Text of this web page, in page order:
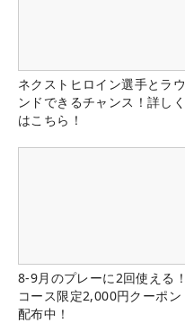
ネクストヒロイン選手とラウ
ンドできるチャンス！詳しく
はこちら！
8-9月のプレーに2回使える！
コース限定2,000円クーポン
配布中！